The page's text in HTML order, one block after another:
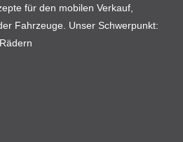
für den mobilen Verkauf,
Fahrzeuge. Unser Schwerpunkt: